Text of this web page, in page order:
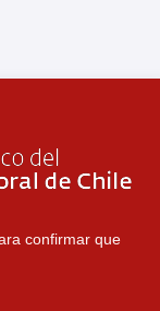
confirmar que